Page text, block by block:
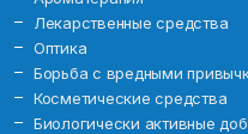
Лекарственные средства
Оптика
Борьба с вредными
Косметические средства
Биологически активные